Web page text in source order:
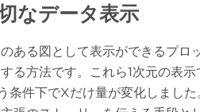
なデータ表示
ある図として表示ができるプ
る方法です。これら1次元の表
件下でXだけ量が変化しまし